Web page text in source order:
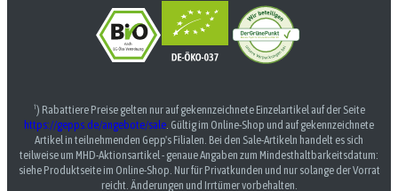
¹) Rabattiere Preise gelten nur auf gekennzeichnete Einzelartikel auf der Seite
https://gepps.de/angebote/sale . Gültig im Online-Shop und auf gekennzeichnete
Artikel in teilnehmenden Gepp's Filialen. Bei den Sale-Artikeln handelt es sich
teilweise um MHD-Aktionsartikel - genaue Angaben zum Mindesthaltbarkeitsdatum:
siehe Produktseite im Online-Shop. Nur für Privatkunden und nur solange der Vorrat
reicht. Änderungen und Irrtümer vorbehalten.